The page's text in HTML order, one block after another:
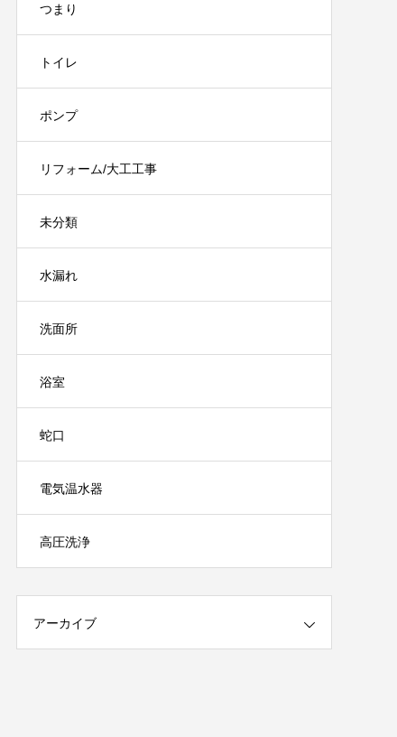
つまり
トイレ
ポンプ
リフォーム/大工工事
未分類
水漏れ
洗面所
浴室
蛇口
電気温水器
高圧洗浄
アーカイブ